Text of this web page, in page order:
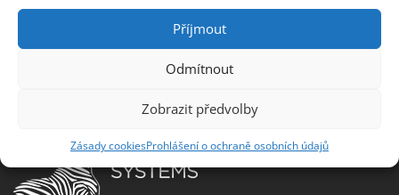
Příjmout
Odmítnout
Zobrazit předvolby
Zásady cookiesProhlášení o ochraně osobních údajů
+385 99 3241 770 (HR) +381 61 6231 777